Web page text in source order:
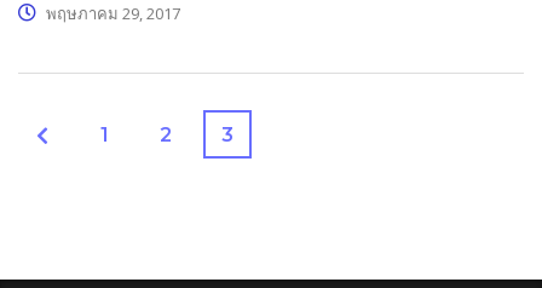
พฤษภาคม 29, 2017
1 2 3